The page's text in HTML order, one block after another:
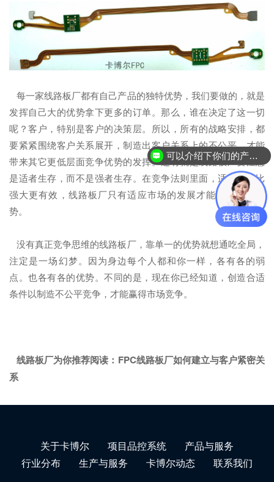
每一家线路板厂都有自己产品的独特优势，我们要做的，就是
发挥自己大的优势拿下更多的订单。那么，谁在决定了这一切
呢？客户，特别是客户的决策层。所以，所有的战略安排，都
要紧紧围绕客户关系展开，制造出客户关系上的不公平，才能
带来其它更低层面竞争优势的发挥。还有就是线路板厂要注意
是适者生存，而不是强者生存。在竞争法则里面，适应往往比
强大更有效，线路板厂只有适应市场的发展才能赢得竞争优
势。
没有真正竞争思维的线路板厂，靠单一的优势就想通吃全局，
注定是一场幻梦。因为身边每个人都和你一样，各有各的弱
点。也各有各的优势。不同的是，现在你已经知道，创造合适
条件以制造不公平竞争，才能赢得市场竞争。
线路板厂为你推荐阅读： FPC线路板厂如何建立与客户紧密关
系
关于卡博尔 项目品控系统
产品与服务
行业分布
生产与服务 卡博尔动态 联系我们
可以介绍下你们的产品么？